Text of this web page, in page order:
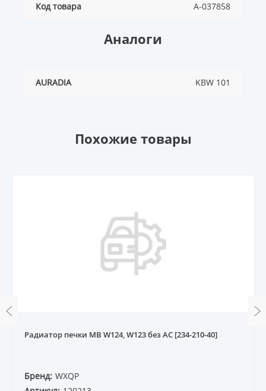
Код товара A-037858
Аналоги
AURADIA KBW 101
Похожие товары
Радиатор печки MB W124, W123 без AC [234-210-40]
Бренд: WXQP